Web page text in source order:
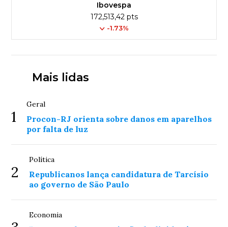
Ibovespa
172,513,42 pts
-1.73%
Mais lidas
1
Geral
Procon-RJ orienta sobre danos em aparelhos
por falta de luz
2
Política
Republicanos lança candidatura de Tarcísio
ao governo de São Paulo
Economia